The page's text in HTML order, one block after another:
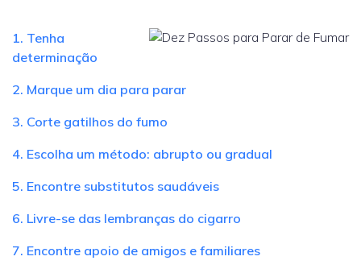
1. Tenha
determinação
2. Marque um dia para parar
3. Corte gatilhos do fumo
4. Escolha um método: abrupto ou gradual
5. Encontre substitutos saudáveis
6. Livre-se das lembranças do cigarro
7. Encontre apoio de amigos e familiares